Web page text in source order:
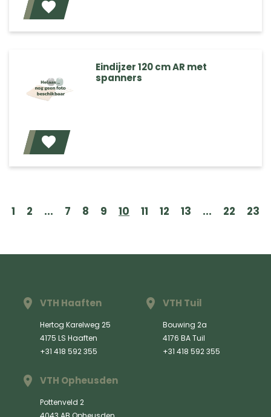
Eindijzer 120 cm AR met
spanners
1 2 ... 7 8 9 10 11 12 13 ... 22 23
VTH Haaften
Hertog Karelweg 25
4175 LS Haaften
+31 418 592 355
VTH Tuil
Bouwing 2a
4176 BA Tuil
+31 418 592 355
VTH Opheusden
Pottenveld 2